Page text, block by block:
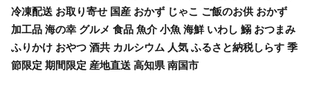
冷凍配送 お取り寄せ 国産 おかず じゃこ ご飯のお供 おかず
加工品 海の幸 グルメ 食品 魚介 小魚 海鮮 いわし 鰯 おつまみ
ふりかけ おやつ 酒共 カルシウム 人気 ふるさと納税しらす 季
節限定 期間限定 産地直送 高知県 南国市